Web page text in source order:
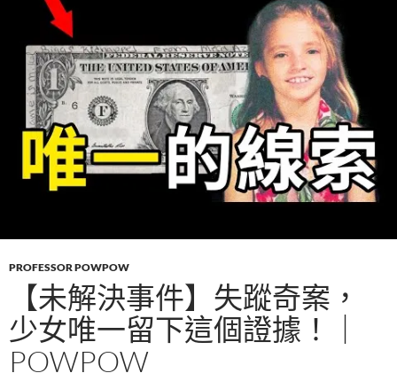
PROFESSOR POWPOW
【未解決事件】失蹤奇案，
少女唯一留下這個證據！｜
POWPOW